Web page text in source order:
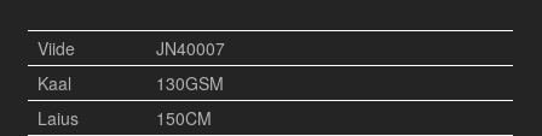
Viide
JN40007
Kaal
130GSM
Laius
150CM